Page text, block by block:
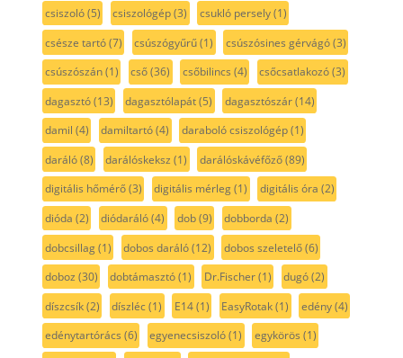
csiszoló(5) csiszológép(3) csukló persely(1)
csésze tartó(7) csúszógyűrű(1) csúszósines gérvágó(3)
csúszószán(1) cső(36) csőbilincs (4) csőcsatlakozó(3)
dagasztó(13) dagasztólapát(5) dagasztószár(14)
damil (4) damiltartó(4) daraboló csiszológép(1)
daráló(8) darálóskeksz (1) darálóskávéfőző(89)
digitális hőmérő(3) digitális mérleg(1) digitális óra (2)
dióda (2) diódaráló(4) dob(9) dobborda (2)
dobcsillag(1) dobos daráló(12) dobos szeletelő(6)
doboz (30) dobtámasztó(1) Dr.Fischer(1) dugó(2)
díszcsík(2) díszléc(1) E14(1) EasyRotak(1) edény(4)
edénytartórács (6) egyenecsiszoló(1) egykörös (1)